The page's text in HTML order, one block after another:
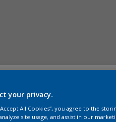
produkterna
your privacy.
All Cookies”, you agree to the
site usage, and assist in our